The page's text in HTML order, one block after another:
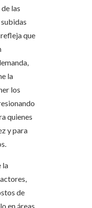
las
que
la
los
quienes
y para
la
de
en áreas